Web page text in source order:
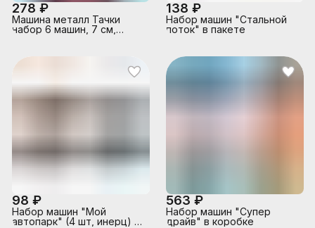
278 ₽
Машина металл Тачки
набор 6 машин, 7 см,
138 ₽
Набор машин "Стальной
поток" в пакете
98 ₽
Набор машин "Мой
автопарк" (4 шт, инерц) в
563 ₽
Набор машин "Супер
драйв" в коробке